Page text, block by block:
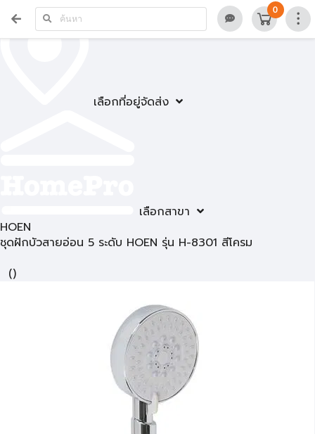
เลือกที่อยู่จัดส่ง
เลือกสาขา
0
HOEN
ชุดฝักบัวสายอ่อน 5 ระดับ HOEN รุ่น H-8301 สีโครม
()